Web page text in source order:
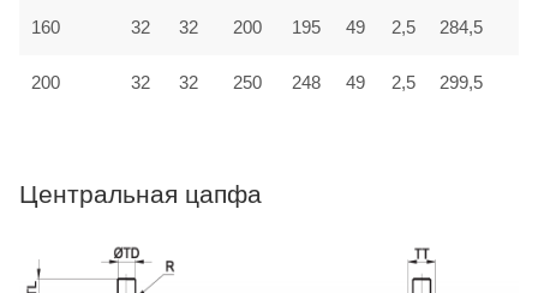
160 32 32 200 195 49 2,5 284,5
200 32 32 250 248 49 2,5 299,5
Центральная цапфа